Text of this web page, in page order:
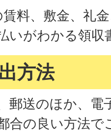
料、敷金、礼
いがわかる領収
方法
郵送のほか、電
合の良い方法で